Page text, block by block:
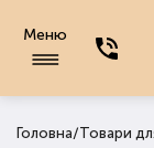
Меню
Головна/Товари